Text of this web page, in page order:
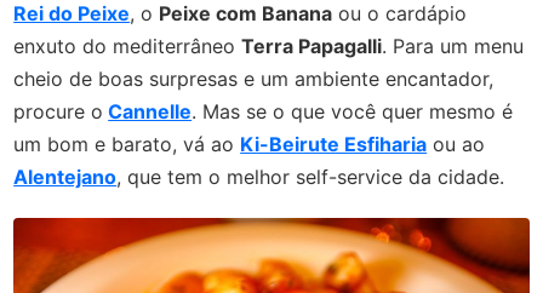
Rei do Peixe, o Peixe com Banana ou o cardápio
enxuto do mediterrâneoTerra Papagalli. Para um menu
cheio de boas surpresas e um ambiente encantador,
procure o Cannelle. Mas se o que você quer mesmo é
um bom e barato, vá ao Ki-Beirute Esfiharia ou ao
Alentejano, que tem o melhor self-service da cidade.